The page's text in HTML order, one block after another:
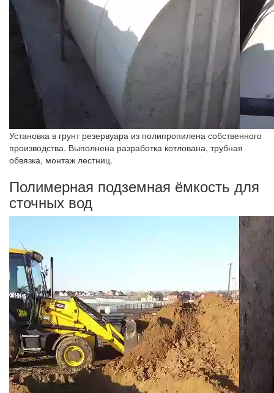
Установка в грунт резервуара из полипропилена собственного
производства. Выполнена разработка котлована, трубная
обвязка, монтаж лестниц.
Полимерная подземная ёмкость для
сточных вод